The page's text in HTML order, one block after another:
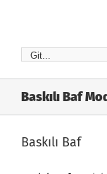
Git...
Baskılı Baf
Baskılı Baf